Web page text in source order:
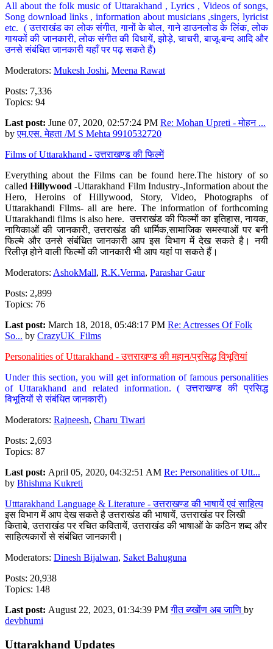
All about the folk music of Uttarakhand , Lyrics , Videos of songs,
Song download links , information about musicians ,singers, lyricist
etc. ( उत्तराखंड का लोक संगीत, गानों के बोल, गाने डाउनलोड के लिंक, लोक
गायकों की जानकारी, लोक संगीत की विधायें, झोड़े, चाचरी, बाजू-बन्द आदि और
उनसे संबंधित जानकारी यहाँ पर पढ़ सकते हैं)
Moderators: Mukesh Joshi, Meena Rawat
Posts: 7,336
Topics: 94
Last post: June 07, 2020, 02:57:24 PM Re: Mohan Upreti - मोहन ...
byएम.एस. मेहता /M S Mehta 9910532720
Films of Uttarakhand - उत्तराखण्ड की फिल्में
Everything about the Films can be found here.The history of so
calledHillywood-Uttarakhand Film Industry-,Information about the
Hero, Heroins of Hillywood, Story, Video, Photographs of
Uttarakhandi Films- all are here. The information of forthcoming
Uttarakhandi films is also here. उत्तराखंड की फिल्मों का इतिहास, नायक,
नायिकाओं की जानकारी, उत्तराखंड की धार्मिक,सामाजिक समस्याओं पर बनी
फिल्मे और उनसे संबंधित जानकारी आप इस विभाग में देख सकते है। नयी
रिलीज़ होने वाली फिल्मों की जानकारी भी आप यहां पा सकते हैं।
Moderators: AshokMall, R.K.Verma, Parashar Gaur
Posts: 2,899
Topics: 76
Last post: March 18, 2018, 05:48:17 PM Re: Actresses Of Folk
So... by CrazyUK_Films
Personalities of Uttarakhand - उत्तराखण्ड की महान/प्रसिद्ध विभूतियां
Under this section, you will get information of famous personalities
of Uttarakhand and related information. ( उत्तराखण्ड की प्रसिद्ध
विभूतियों से संबंधित जानकारी)
Moderators: Rajneesh, Charu Tiwari
Posts: 2,693
Topics: 87
Last post: April 05, 2020, 04:32:51 AM Re: Personalities of Utt...
by Bhishma Kukreti
Utttarakhand Language & Literature - उत्तराखण्ड की भाषायें एवं साहित्य
इस विभाग में आप देख सकते है उत्तराखंड की भाषायें, उत्तराखंड पर लिखी
किताबे, उत्तराखंड पर रचित कवितायें, उत्तराखंड की भाषाओं के कठिन शब्द और
साहित्यकारों से संबंधित जानकारी।
Moderators: Dinesh Bijalwan, Saket Bahuguna
Posts: 20,938
Topics: 148
Last post: August 22, 2023, 01:34:39 PMगीत ब्य्खोंण अब जाणि by
devbhumi
Uttarakhand Updates